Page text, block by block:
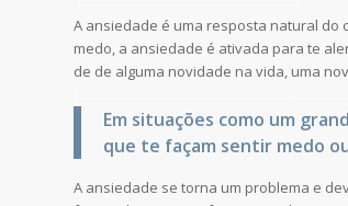
A ansiedade é uma resposta natural do
medo, a ansiedade é ativada para te
de de alguma novidade na vida, uma
Em situações como um
que te façam sentir medo
A ansiedade se torna um problema e